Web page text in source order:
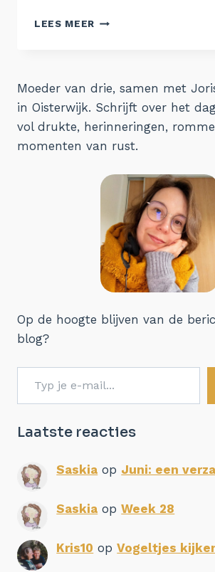
LEES MEER 38.
Moeder van drie, samen met
in Oisterwijk. Schrijft over het
vol drukte, herinneringen,
momenten van rust.
Op de hoogte blijven van de
blog?
Typ je e-mail...
Laatste reacties
Saskia op Juni: een
Saskia opWeek 28
Kris10 opVogeltjes